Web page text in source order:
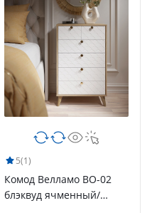
5(1)
Комод Велламо ВО-02
блэквуд ячменный/